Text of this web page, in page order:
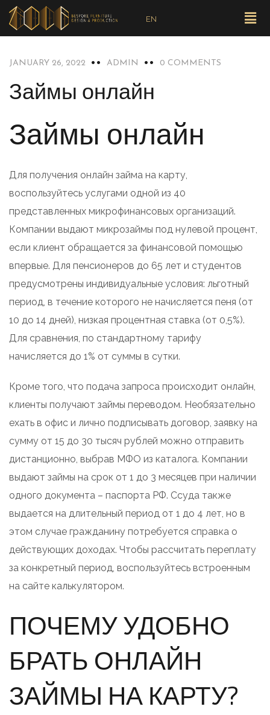
EN
BLOG
JANUARY 26, 2022 ADMIN 0 COMMENTS
Займы онлайн
Займы онлайн
Для получения онлайн займа на карту,
воспользуйтесь услугами одной из 40
представленных микрофинансовых организаций.
Компании выдают микрозаймы под нулевой процент,
если клиент обращается за финансовой помощью
впервые. Для пенсионеров до 65 лет и студентов
предусмотрены индивидуальные условия: льготный
период, в течение которого не начисляется пеня (от
10 до 14 дней), низкая процентная ставка (от 0,5%).
Для сравнения, по стандартному тарифу
начисляется до 1% от суммы в сутки.
Кроме того, что подача запроса происходит онлайн,
клиенты получают займы переводом. Необязательно
ехать в офис и лично подписывать договор, заявку на
сумму от 15 до 30 тысяч рублей можно отправить
дистанционно, выбрав МФО из каталога. Компании
выдают займы на срок от 1 до 3 месяцев при наличии
одного документа – паспорта РФ. Ссуда также
выдается на длительный период от 1 до 4 лет, но в
этом случае гражданину потребуется справка о
действующих доходах. Чтобы рассчитать переплату
за конкретный период, воспользуйтесь встроенным
на сайте калькулятором.
ПОЧЕМУ УДОБНО
БРАТЬ ОНЛАЙН
ЗАЙМЫ НА КАРТУ?